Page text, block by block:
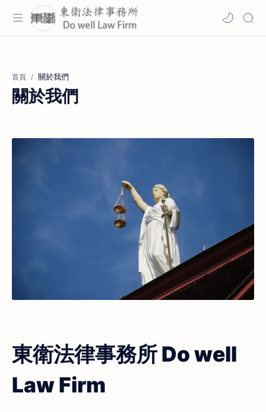
首頁
關於我們
東衛法律事務所 Do well
Law Firm